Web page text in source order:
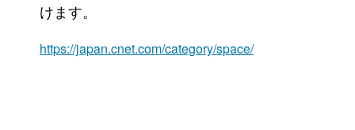
けます。
https://japan.cnet.com/category/space/